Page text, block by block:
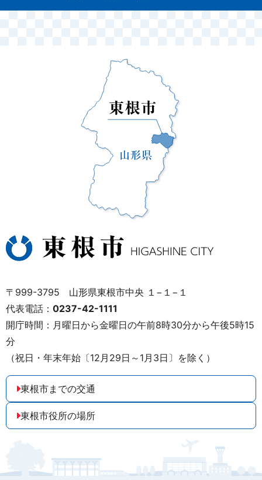
〒999-3795 山形県東根市中央 １−１−１
代表電話： 0237-42-1111
開庁時間：月曜日から金曜日の午前8時30分から午後5時15
分
（祝日・年末年始〔12月29日～1月3日〕を除く）
東根市までの交通
東根市役所の場所